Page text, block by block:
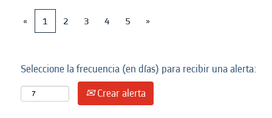
«
1 2 3 4 5 »
Seleccione la frecuencia (en días) para recibir una alerta:
Crear alerta